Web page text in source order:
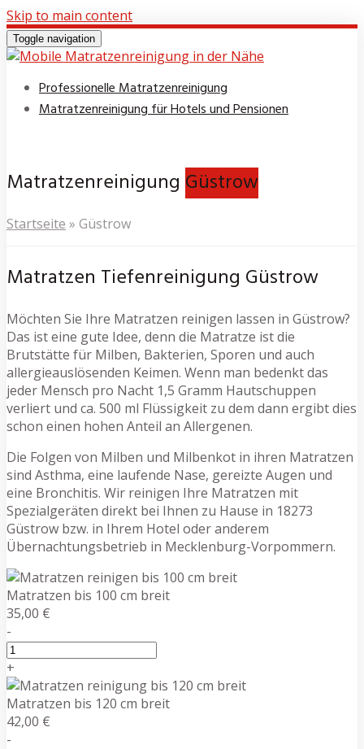
Skip to main content
Toggle navigation
Professionelle Matratzenreinigung
Matratzenreinigung für Hotels und Pensionen
Matratzenreinigung Güstrow
Startseite » Güstrow
Matratzen Tiefenreinigung Güstrow
Möchten Sie Ihre Matratzen reinigen lassen in Güstrow?
Das ist eine gute Idee, denn die Matratze ist die
Brutstätte für Milben, Bakterien, Sporen und auch
allergieauslösenden Keimen. Wenn man bedenkt das
jeder Mensch pro Nacht 1,5 Gramm Hautschuppen
verliert und ca. 500 ml Flüssigkeit zu dem dann ergibt dies
schon einen hohen Anteil an Allergenen.
Die Folgen von Milben und Milbenkot in ihren Matratzen
sind Asthma, eine laufende Nase, gereizte Augen und
eine Bronchitis. Wir reinigen Ihre Matratzen mit
Spezialgeräten direkt bei Ihnen zu Hause in 18273
Güstrow bzw. in Ihrem Hotel oder anderem
Übernachtungsbetrieb in Mecklenburg-Vorpommern.
Matratzen bis 100 cm breit
35,00 €
-
+
Matratzen bis 120 cm breit
42,00 €
-